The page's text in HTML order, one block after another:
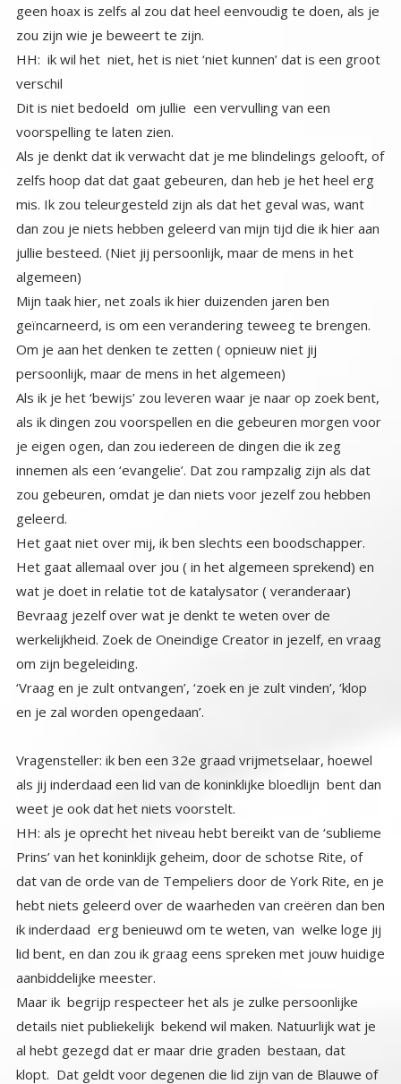
zou zijn wie je beweert te zijn.
HH: ik wil het niet, het is niet ‘niet kunnen’ dat is een groot
verschil
Dit is niet bedoeld om jullie een vervulling van een
voorspelling te laten zien.
Als je denkt dat ik verwacht dat je me blindelings gelooft, of
zelfs hoop dat dat gaat gebeuren, dan heb je het heel erg
mis. Ik zou teleurgesteld zijn als dat het geval was, want
dan zou je niets hebben geleerd van mijn tijd die ik hier aan
jullie besteed. (Niet jij persoonlijk, maar de mens in het
algemeen)
Mijn taak hier, net zoals ik hier duizenden jaren ben
geïncarneerd, is om een verandering teweeg te brengen.
Om je aan het denken te zetten ( opnieuw niet jij
persoonlijk, maar de mens in het algemeen)
Als ik je het ‘bewijs’ zou leveren waar je naar op zoek bent,
als ik dingen zou voorspellen en die gebeuren morgen voor
je eigen ogen, dan zou iedereen de dingen die ik zeg
innemen als een ‘evangelie’. Dat zou rampzalig zijn als dat
zou gebeuren, omdat je dan niets voor jezelf zou hebben
geleerd.
Het gaat niet over mij, ik ben slechts een boodschapper.
Het gaat allemaal over jou ( in het algemeen sprekend) en
wat je doet in relatie tot de katalysator ( veranderaar)
Bevraag jezelf over wat je denkt te weten over de
werkelijkheid. Zoek de Oneindige Creator in jezelf, en vraag
om zijn begeleiding.
‘Vraag en je zult ontvangen’, ‘zoek en je zult vinden’, ‘klop
en je zal worden opengedaan’.
Vragensteller: ik ben een 32e graad vrijmetselaar, hoewel
als jij inderdaad een lid van de koninklijke bloedlijn bent dan
weet je ook dat het niets voorstelt.
HH: als je oprecht het niveau hebt bereikt van de ‘sublieme
Prins’ van het koninklijk geheim, door de schotse Rite, of
dat van de orde van de Tempeliers door de York Rite, en je
hebt niets geleerd over de waarheden van creëren dan ben
ik inderdaad erg benieuwd om te weten, van welke loge jij
lid bent, en dan zou ik graag eens spreken met jouw huidige
aanbiddelijke meester.
Maar ik begrijp respecteer het als je zulke persoonlijke
details niet publiekelijk bekend wil maken. Natuurlijk wat je
al hebt gezegd dat er maar drie graden bestaan, dat
klopt. Dat geldt voor degenen die lid zijn van de Blauwe of
ambachts- loges. Maar omdat je beweert dat je 32e graad
bent veronderstel ik dat je lid bent van ofwel de schotse of